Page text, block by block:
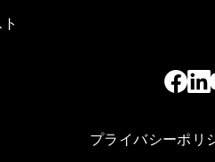
プライバシーポリ